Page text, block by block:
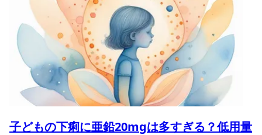
子どもの下痢に亜鉛20mgは多すぎる？低用量